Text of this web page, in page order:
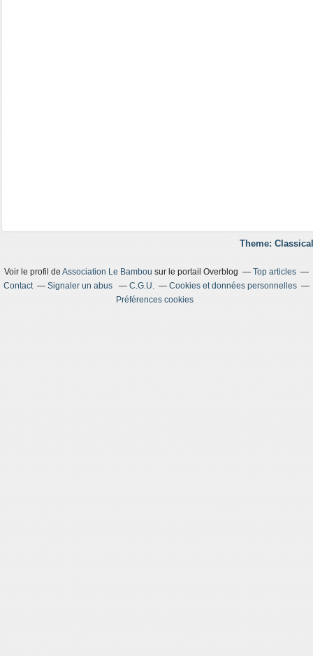
Theme:
Voir le profil de Association Le Bambou sur le portail Overblog
Top articles
Contact
Signaler un abus C.G.U.
Cookies et données personnelles
Préférences cookies